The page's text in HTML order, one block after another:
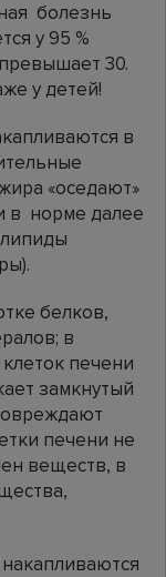
болезнь
у 95 %
30.
у детей!
в
«оседают»
в норме далее
белков,
в
печени
замкнутый
печени не
веществ, в